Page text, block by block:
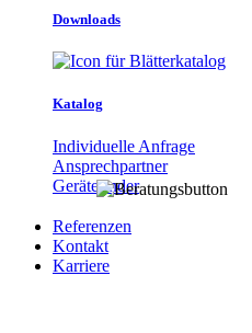
Downloads
Katalog
Individuelle Anfrage
Ansprechpartner
Gerätefinder
Referenzen
Kontakt
Karriere